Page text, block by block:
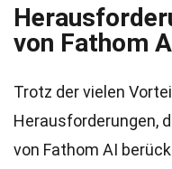
von Fathom
Trotz der vielen
Herausforderungen,
von Fathom AI